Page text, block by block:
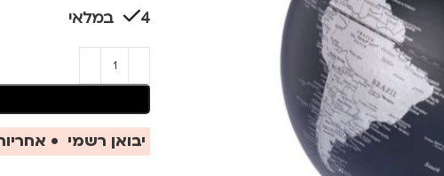
4 במלאי
יבואן רשמי •